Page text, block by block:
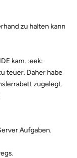
zu halten kann
kam. :eek:
teuer. Daher habe
zugelegt.
Aufgaben.